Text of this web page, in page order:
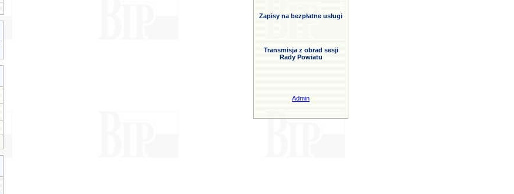
Zapisy na bezpłatne usługi
Transmisja z obrad sesji
Rady Powiatu
Admin